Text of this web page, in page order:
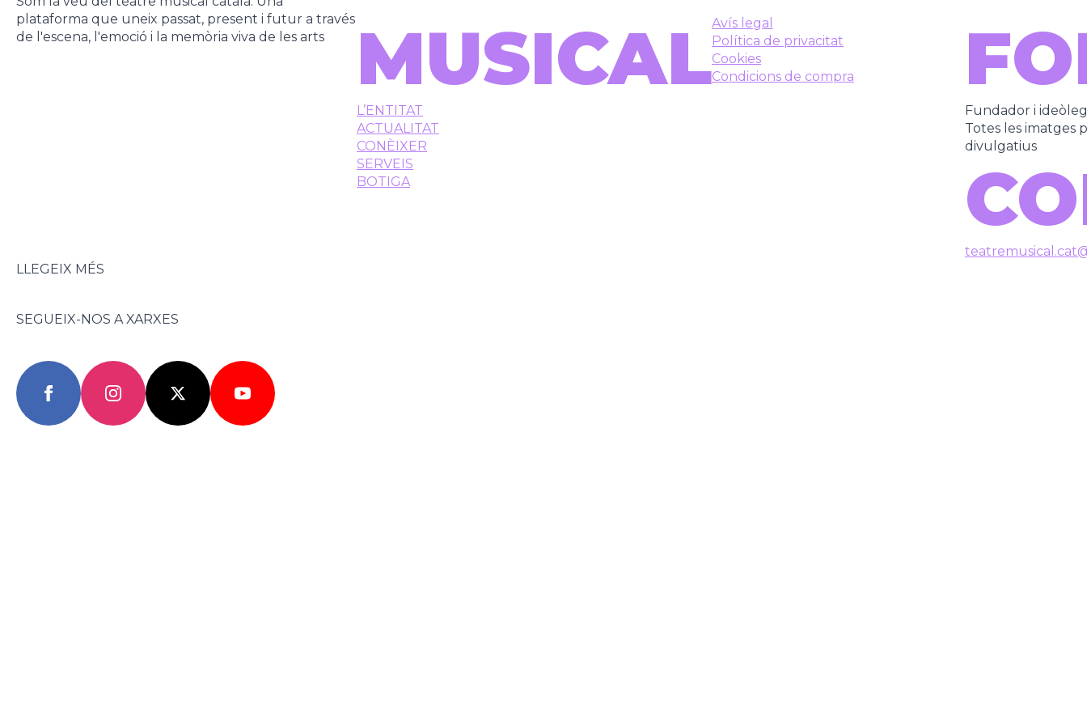
plataforma que uneix passat, present i futur a través
de l'escena, l'emoció i la memòria viva de les arts
MUSICAL
L’ENTITAT
ACTUALITAT
CONÈIXER
SERVEIS
BOTIGA
Avís legal
Política de privacitat
Cookies
Condicions de compra
Fundador i ideòleg
Totes les imatges
divulgatius
LLEGEIX MÉS
SEGUEIX-NOS A XARXES